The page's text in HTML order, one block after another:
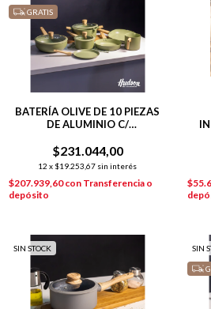
GRATIS
BATERÍA OLIVE DE 10 PIEZAS
DE ALUMINIO C/
$231.044,00
12 x $19.253,67 sin interés
$207.939,60con Transferencia o
depósito
SIN STOCK SIN